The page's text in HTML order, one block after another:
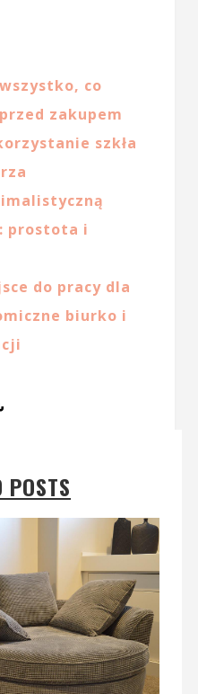
co
zakupem
szkła
prostota i
do pracy dla
biurko i
POSTS